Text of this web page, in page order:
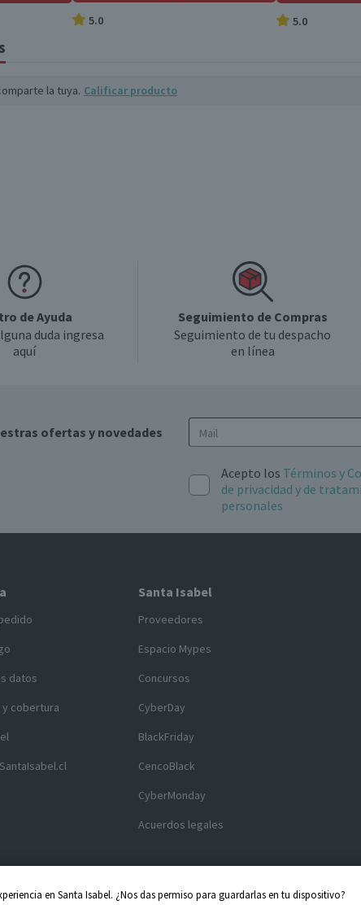
5.0 5.0
la tuya. Calificar producto
de Ayuda
duda ingresa
aquí
Seguimiento de Compras
Seguimiento de tu despacho
en línea
ofertas y novedades
Acepto los Términos y
de privacidad y de
personales
datos
cobertura
Santa Isabel
Proveedores
Espacio Mypes
Concursos
CyberDay
BlackFriday
CencoBlack
CyberMonday
Acuerdos legales
Copyright © 2025 Cencosud - Santa Isabel
en Santa Isabel. ¿Nos das permiso para guardarlas en tu dispositivo?